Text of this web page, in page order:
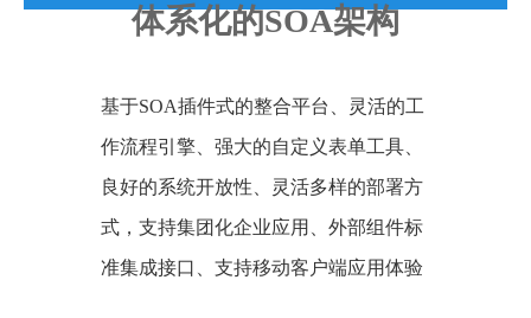
体系化的SOA架构
基于SOA插件式的整合平台、灵活的工
作流程引擎、强大的自定义表单工具、
良好的系统开放性、灵活多样的部署方
式，支持集团化企业应用、外部组件标
准集成接口、支持移动客户端应用体验